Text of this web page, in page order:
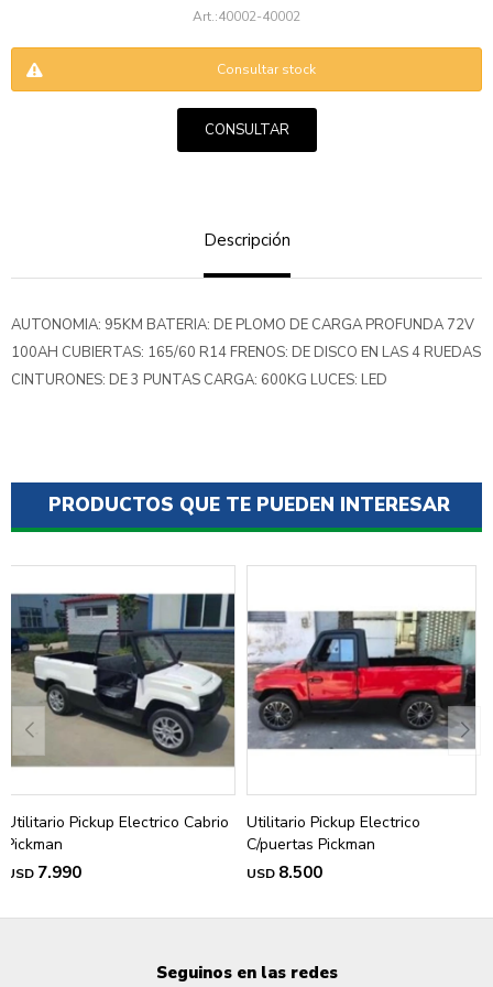
40002-40002
Consultar stock
CONSULTAR
Descripción
AUTONOMIA: 95KM BATERIA: DE PLOMO DE CARGA PROFUNDA 72V
100AH CUBIERTAS: 165/60 R14 FRENOS: DE DISCO EN LAS 4 RUEDAS
CINTURONES: DE 3 PUNTAS CARGA: 600KG LUCES: LED
PRODUCTOS QUE TE PUEDEN INTERESAR
Utilitario Pickup Electrico Cabrio
Pickman
USD 7.990
Utilitario Pickup Electrico
C/puertas Pickman
USD 8.500
Seguinos en las redes